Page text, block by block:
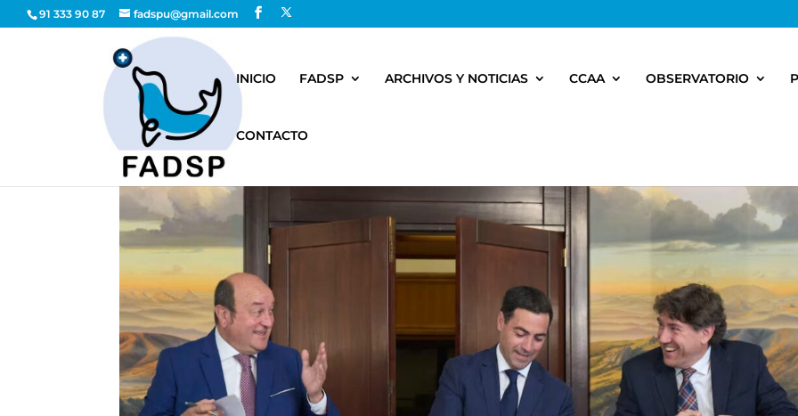
91 333 90 87 fadspu@gmail.com
INICIO FADSP ARCHIVOS Y NOTICIAS CCAA OBSERVATORIO
CONTACTO